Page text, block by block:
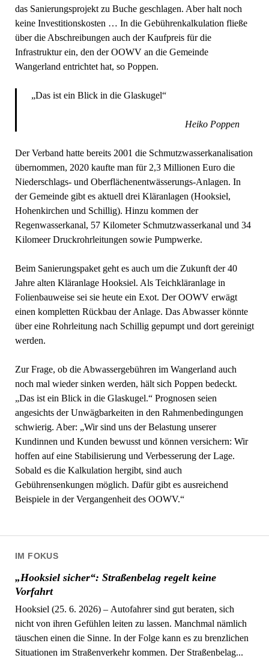
IM FOKUS
„Hooksiel sicher“: Straßenbelag regelt keine
Vorfahrt
Hooksiel (25. 6. 2026) – Autofahrer sind gut beraten, sich
nicht von ihren Gefühlen leiten zu lassen. Manchmal nämlich
täuschen einen die Sinne. In der Folge kann es zu brenzlichen
Situationen im Straßenverkehr kommen. Der Straßenbelag...
das Sanierungsprojekt zu Buche geschlagen. Aber halt noch
keine Investitionskosten … In die Gebührenkalkulation fließe
über die Abschreibungen auch der Kaufpreis für die
Infrastruktur ein, den der OOWV an die Gemeinde
Wangerland entrichtet hat, so Poppen.
„Das ist ein Blick in die Glaskugel“
Heiko Poppen
Der Verband hatte bereits 2001 die Schmutzwasserkanalisation
übernommen, 2020 kaufte man für 2,3 Millionen Euro die
Niederschlags- und Oberflächenentwässerungs-Anlagen. In
der Gemeinde gibt es aktuell drei Kläranlagen (Hooksiel,
Hohenkirchen und Schillig). Hinzu kommen der
Regenwasserkanal, 57 Kilometer Schmutzwasserkanal und 34
Kilomeer Druckrohrleitungen sowie Pumpwerke.
Beim Sanierungspaket geht es auch um die Zukunft der 40
Jahre alten Kläranlage Hooksiel. Als Teichkläranlage in
Folienbauweise sei sie heute ein Exot. Der OOWV erwägt
einen kompletten Rückbau der Anlage. Das Abwasser könnte
über eine Rohrleitung nach Schillig gepumpt und dort gereinigt
werden.
Zur Frage, ob die Abwassergebühren im Wangerland auch
noch mal wieder sinken werden, hält sich Poppen bedeckt.
„Das ist ein Blick in die Glaskugel.“ Prognosen seien
angesichts der Unwägbarkeiten in den Rahmenbedingungen
schwierig. Aber: „Wir sind uns der Belastung unserer
Kundinnen und Kunden bewusst und können versichern: Wir
hoffen auf eine Stabilisierung und Verbesserung der Lage.
Sobald es die Kalkulation hergibt, sind auch
Gebührensenkungen möglich. Dafür gibt es ausreichend
Beispiele in der Vergangenheit des OOWV.“